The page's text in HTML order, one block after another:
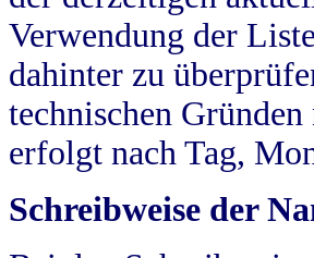
Verwendung der
dahinter zu
technischen
erfolgt nach Tag,
Schreibweise der